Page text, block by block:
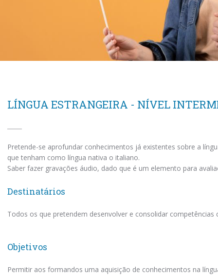
LÍNGUA ESTRANGEIRA - NÍVEL
Pretende-se aprofundar conhecimentos já existentes sobre a
que tenham como língua nativa o italiano.
Saber fazer gravações áudio, dado que é um elemento para
Destinatários
Todos os que pretendem desenvolver e consolidar
Objetivos
Permitir aos formandos uma aquisição de conhecimentos na